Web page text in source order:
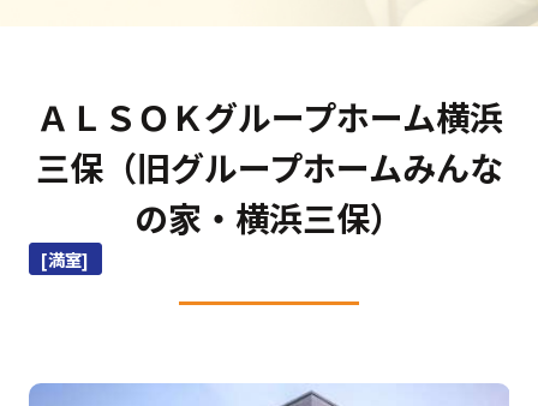
ＡＬＳＯＫグループホーム横浜
三保（旧グループホームみんな
の家・横浜三保）
[満室]